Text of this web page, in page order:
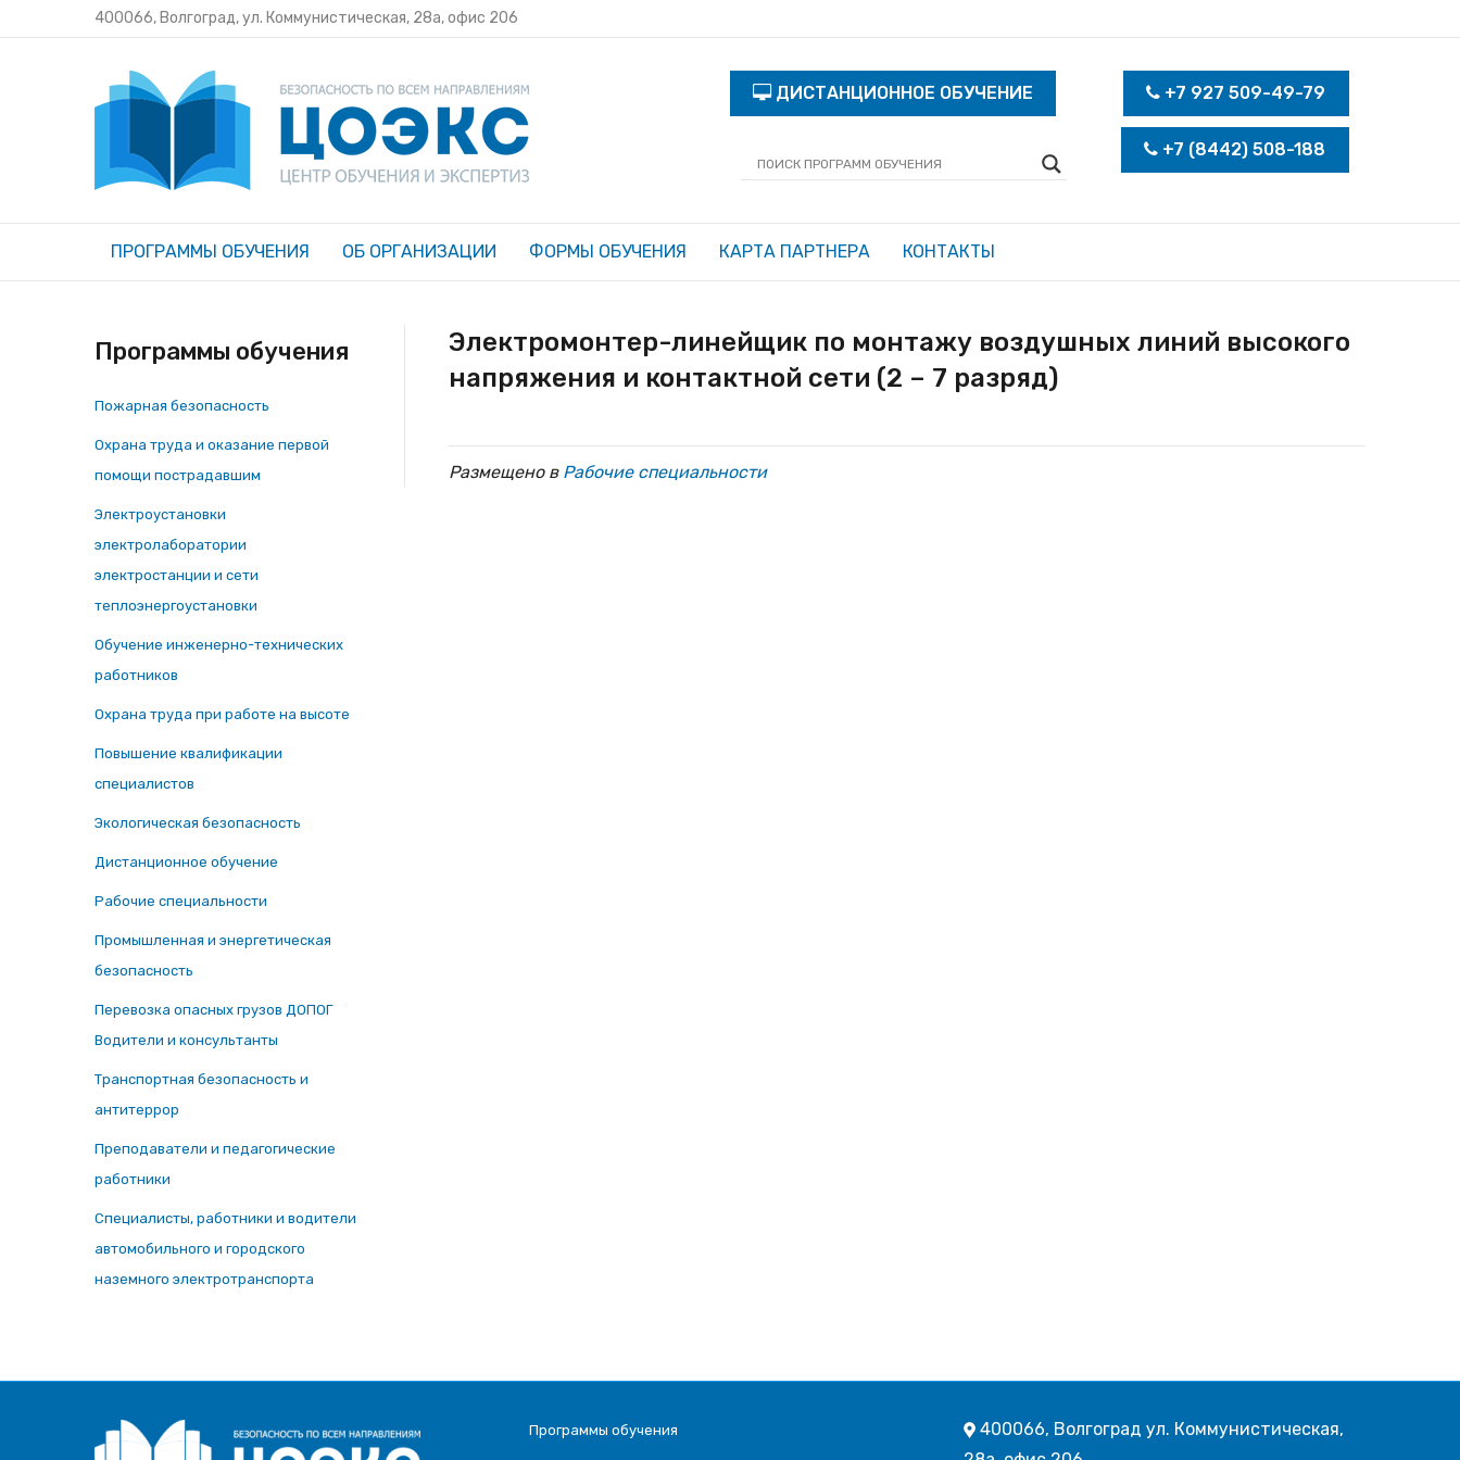
400066, Волгоград, ул. Коммунистическая, 28а, офис 206
ДИСТАНЦИОННОЕ ОБУЧЕНИЕ +7 927 509-49-79
+7 (8442) 508-188
ПРОГРАММЫ ОБУЧЕНИЯ ОБ ОРГАНИЗАЦИИ ФОРМЫ ОБУЧЕНИЯ КАРТА ПАРТНЕРА КОНТАКТЫ
Программы обучения
Пожарная безопасность
Охрана труда и оказание первой
помощи пострадавшим
Электроустановки
электролаборатории
электростанции и сети
теплоэнергоустановки
Обучение инженерно-технических
работников
Охрана труда при работе на высоте
Повышение квалификации
специалистов
Экологическая безопасность
Дистанционное обучение
Рабочие специальности
Промышленная и энергетическая
безопасность
Перевозка опасных грузов ДОПОГ
Водители и консультанты
Транспортная безопасность и
антитеррор
Преподаватели и педагогические
работники
Специалисты, работники и водители
автомобильного и городского
наземного электротранспорта
Электромонтер-линейщик по монтажу воздушных линий высокого
напряжения и контактной сети (2 – 7 разряд)
Размещено в Рабочие специальности
Программы обучения
400066, Волгоград ул. Коммунистическая,